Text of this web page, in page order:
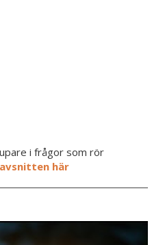
i frågor som rör
här